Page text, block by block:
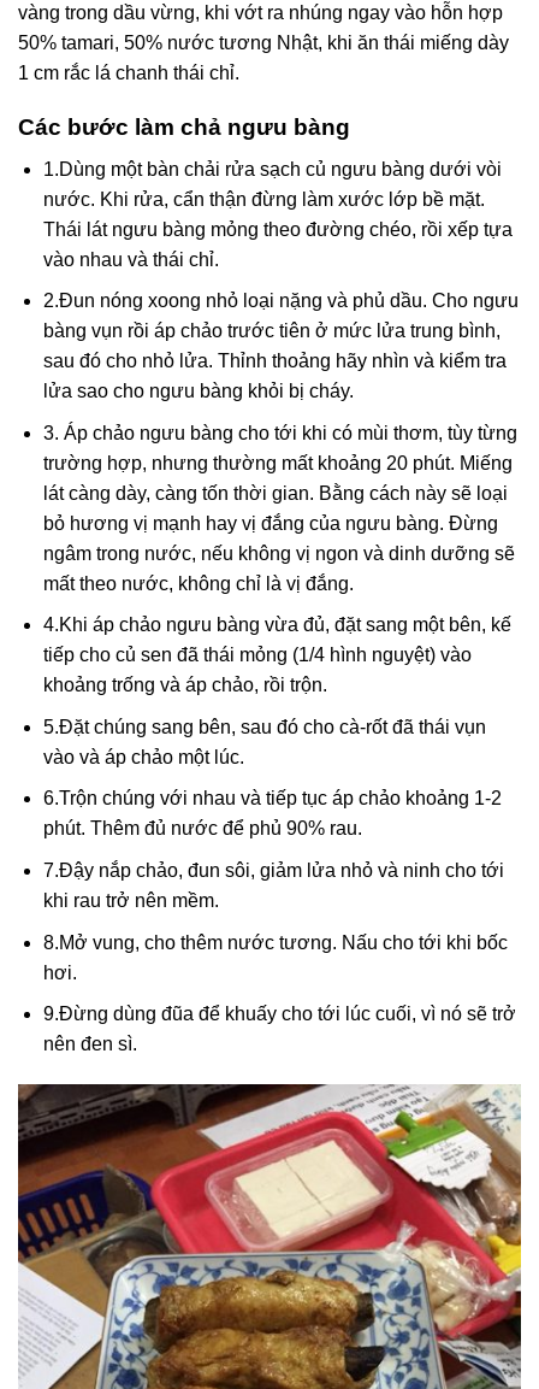
vàng trong dầu vừng, khi vớt ra nhúng ngay vào hỗn hợp
50% tamari, 50% nước tương Nhật, khi ăn thái miếng dày
1 cm rắc lá chanh thái chỉ.
Các bước làm chả ngưu bàng
1.Dùng một bàn chải rửa sạch củ ngưu bàng dưới vòi
nước. Khi rửa, cẩn thận đừng làm xước lớp bề mặt.
Thái lát ngưu bàng mỏng theo đường chéo, rồi xếp tựa
vào nhau và thái chỉ.
2.Đun nóng xoong nhỏ loại nặng và phủ dầu. Cho ngưu
bàng vụn rồi áp chảo trước tiên ở mức lửa trung bình,
sau đó cho nhỏ lửa. Thỉnh thoảng hãy nhìn và kiểm tra
lửa sao cho ngưu bàng khỏi bị cháy.
3. Áp chảo ngưu bàng cho tới khi có mùi thơm, tùy từng
trường hợp, nhưng thường mất khoảng 20 phút. Miếng
lát càng dày, càng tốn thời gian. Bằng cách này sẽ loại
bỏ hương vị mạnh hay vị đắng của ngưu bàng. Đừng
ngâm trong nước, nếu không vị ngon và dinh dưỡng sẽ
mất theo nước, không chỉ là vị đắng.
4.Khi áp chảo ngưu bàng vừa đủ, đặt sang một bên, kế
tiếp cho củ sen đã thái mỏng (1/4 hình nguyệt) vào
khoảng trống và áp chảo, rồi trộn.
5.Đặt chúng sang bên, sau đó cho cà-rốt đã thái vụn
vào và áp chảo một lúc.
6.Trộn chúng với nhau và tiếp tục áp chảo khoảng 1-2
phút. Thêm đủ nước để phủ 90% rau.
7.Đậy nắp chảo, đun sôi, giảm lửa nhỏ và ninh cho tới
khi rau trở nên mềm.
8.Mở vung, cho thêm nước tương. Nấu cho tới khi bốc
hơi.
9.Đừng dùng đũa để khuấy cho tới lúc cuối, vì nó sẽ trở
nên đen sì.